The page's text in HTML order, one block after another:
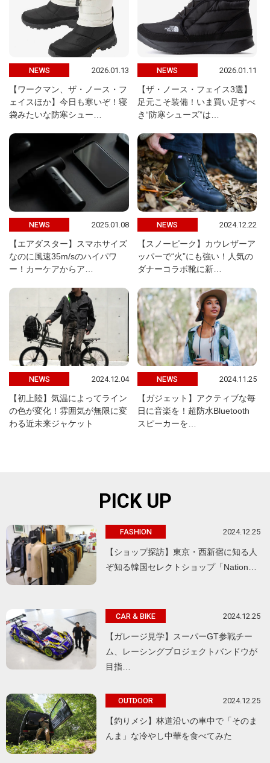
NEWS 2026.01.13
【ワークマン、ザ・ノース・フ
ェイスほか】今日も寒いぞ！寝
袋みたいな防寒シュー…
NEWS 2026.01.11
【ザ・ノース・フェイス3選】
足元こそ装備！いま買い足すべ
き“防寒シューズ”は…
NEWS 2025.01.08
【エアダスター】スマホサイズ
なのに風速35m/sのハイパワ
ー！カーケアからア…
NEWS 2024.12.22
【スノーピーク】カウレザーア
ッパーで“火”にも強い！人気の
ダナーコラボ靴に新…
NEWS 2024.12.04
【初上陸】気温によってライン
の色が変化！雰囲気が無限に変
わる近未来ジャケット
NEWS 2024.11.25
【ガジェット】アクティブな毎
日に音楽を！超防水Bluetooth
スピーカーを…
PICK UP
FASHION 2024.12.25
【ショップ探訪】東京・西新宿に知る人
ぞ知る韓国セレクトショップ「Nation…
CAR & BIKE 2024.12.25
【ガレージ見学】スーパーGT参戦チー
ム、レーシングプロジェクトバンドウが
目指…
OUTDOOR 2024.12.25
【釣りメシ】林道沿いの車中で「そのま
んま」な冷やし中華を食べてみた